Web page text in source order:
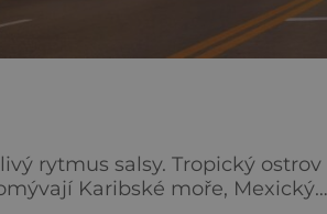
rytmus salsy. Tropický ostrov
Karibské moře, Mexický